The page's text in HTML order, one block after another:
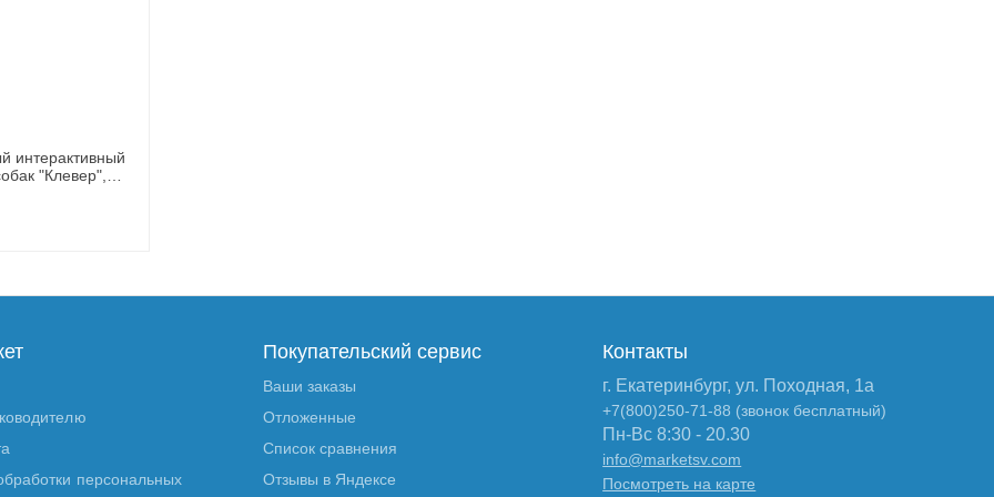
интерактивный
"Клевер",
персональных
Покупательский сервис
Ваши заказы
Отложенные
Список сравнения
Отзывы в Яндексе
Контакты
г. Екатеринбург, ул. Походная, 1а
+7(800)250-71-88 (звонок бесплатный)
Пн-Вс 8:30 - 20.30
info@marketsv.com
Посмотреть на карте